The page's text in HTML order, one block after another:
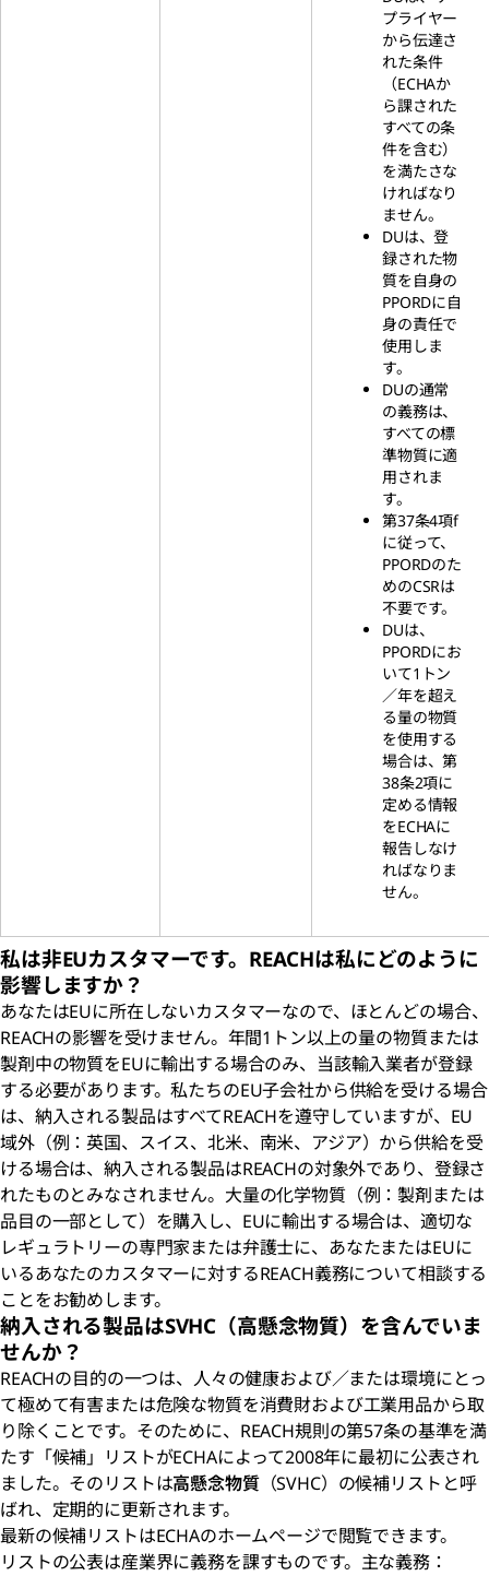
プライヤー
から伝達さ
れた条件
（ECHAか
ら課された
すべての条
件を含む）
を満たさな
ければなり
ません。
DUは、登
録された物
質を自身の
PPORDに自
身の責任で
使用しま
す。
DUの通常
の義務は、
すべての標
準物質に適
用されま
す。
第37条4項f
に従って、
PPORDのた
めのCSRは
不要です。
DUは、
PPORDにお
いて1トン
／年を超え
る量の物質
を使用する
場合は、第
38条2項に
定める情報
をECHAに
報告しなけ
ればなりま
せん。
私は非EUカスタマーです。REACHは私にどのように
影響しますか？
あなたはEUに所在しないカスタマーなので、ほとんどの場合、
REACHの影響を受けません。年間1トン以上の量の物質または
製剤中の物質をEUに輸出する場合のみ、当該輸入業者が登録
する必要があります。私たちのEU子会社から供給を受ける場合
は、納入される製品はすべてREACHを遵守していますが、EU
域外（例：英国、スイス、北米、南米、アジア）から供給を受
ける場合は、納入される製品はREACHの対象外であり、登録さ
れたものとみなされません。大量の化学物質（例：製剤または
品目の一部として）を購入し、EUに輸出する場合は、適切な
レギュラトリーの専門家または弁護士に、あなたまたはEUに
いるあなたのカスタマーに対するREACH義務について相談する
ことをお勧めします。
納入される製品はSVHC（高懸念物質）を含んでいま
せんか？
REACHの目的の一つは、人々の健康および／または環境にとっ
て極めて有害または危険な物質を消費財および工業用品から取
り除くことです。そのために、REACH規則の第57条の基準を満
たす「候補」リストがECHAによって2008年に最初に公表され
ました。そのリストは高懸念物質（SVHC）の候補リストと呼
ばれ、定期的に更新されます。
最新の候補リストはECHAのホームページで閲覧できます。
リストの公表は産業界に義務を課すものです。主な義務：